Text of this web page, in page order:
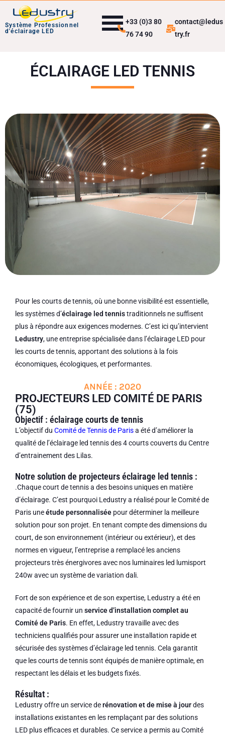
Système Professionnel
d'éclairage LED
+33 (0)3 80
76 74 90
contact@ledus
try.fr
ÉCLAIRAGE LED TENNIS
Pour les courts de tennis, où une bonne visibilité est essentielle,
les systèmes d’éclairage led tennistraditionnels ne suffisent
plus à répondre aux exigences modernes. C’est ici qu’intervient
Ledustry, une entreprise spécialisée dans l’éclairage LED pour
les courts de tennis, apportant des solutions à la fois
économiques, écologiques, et performantes.
ANNÉE : 2020
PROJECTEURS LED COMITÉ DE PARIS
(75)
Objectif : éclairage courts de tennis
L’objectif du Comité de Tennis de Parisa été d’améliorer la
qualité de l’éclairage led tennis des 4 courts couverts du Centre
d’entrainement des Lilas.
Notre solution de projecteurs éclairage led tennis :
.Chaque court de tennis a des besoins uniques en matière
d’éclairage. C’est pourquoi Ledustry a réalisé pour le Comité de
Paris uneétude personnalisée pour déterminer la meilleure
solution pour son projet. En tenant compte des dimensions du
court, de son environnement (intérieur ou extérieur), et des
normes en vigueur, l’entreprise a remplacé les anciens
projecteurs très énergivores avec nos luminaires led lumisport
240w avec un système de variation dali.
Fort de son expérience et de son expertise, Ledustry a été en
capacité de fournir un service d’installation complet au
Comité de Paris. En effet, Ledustry travaille avec des
techniciens qualifiés pour assurer une installation rapide et
sécurisée des systèmes d’éclairage led tennis. Cela garantit
que les courts de tennis sont équipés de manière optimale, en
respectant les délais et les budgets fixés.
Résultat :
Ledustry offre un service derénovation et de mise à jourdes
installations existantes en les remplaçant par des solutions
LED plus efficaces et durables. Ce service a permis au Comité